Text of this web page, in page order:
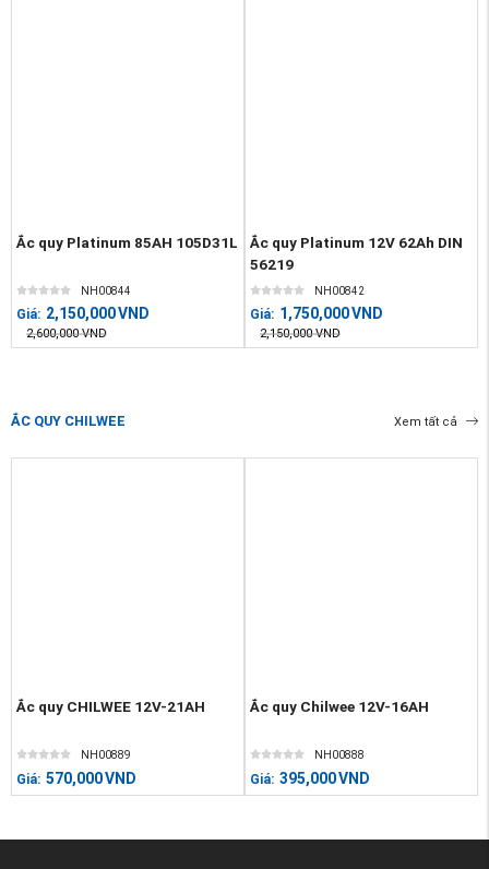
Ắc quy Platinum 85AH 105D31L
NH00844
Giá: 2,150,000VND
2,600,000 VND
Ắc quy Platinum 12V 62Ah DIN
56219
NH00842
Giá: 1,750,000VND
2,150,000 VND
ẮC QUY CHILWEE Xem tất cả
Ắc quy CHILWEE 12V-21AH
NH00889
Giá: 570,000VND
Ắc quy Chilwee 12V-16AH
NH00888
Giá: 395,000VND